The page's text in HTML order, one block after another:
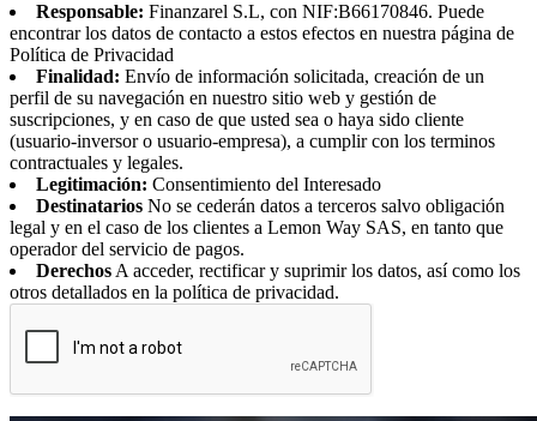
Responsable: Finanzarel S.L, con NIF:B66170846. Puede
encontrar los datos de contacto a estos efectos en nuestra página de
Política de Privacidad
Finalidad: Envío de información solicitada, creación de un
perfil de su navegación en nuestro sitio web y gestión de
suscripciones, y en caso de que usted sea o haya sido cliente
(usuario-inversor o usuario-empresa), a cumplir con los terminos
contractuales y legales.
Legitimación: Consentimiento del Interesado
Destinatarios No se cederán datos a terceros salvo obligación
legal y en el caso de los clientes a Lemon Way SAS, en tanto que
operador del servicio de pagos.
Derechos A acceder, rectificar y suprimir los datos, así como los
otros detallados en la política de privacidad.